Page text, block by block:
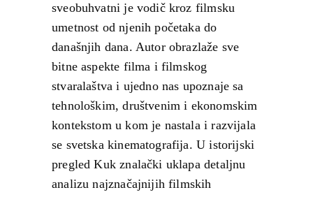
sveobuhvatni je vodič kroz filmsku
umetnost od njenih početaka do
današnjih dana. Autor obrazlaže sve
bitne aspekte filma i filmskog
stvaralaštva i ujedno nas upoznaje sa
tehnološkim, društvenim i ekonomskim
kontekstom u kom je nastala i razvijala
se svetska kinematografija. U istorijski
pregled Kuk znalački uklapa detaljnu
analizu najznačajnijih filmskih